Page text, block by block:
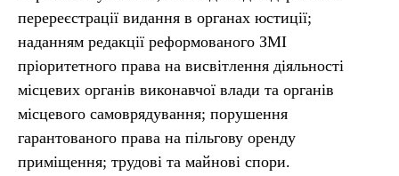
перереєстрації видання в органах юстиції;
наданням редакції реформованого ЗМІ
пріоритетного права на висвітлення діяльності
місцевих органів виконавчої влади та органів
місцевого самоврядування; порушення
гарантованого права на пільгову оренду
приміщення; трудові та майнові спори.